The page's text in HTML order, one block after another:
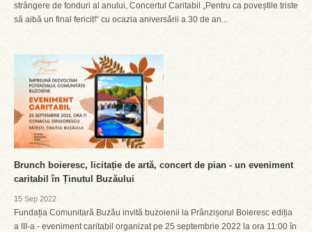
strângere de fonduri al anului, Concertul Caritabil „Pentru ca poveștile triste
să aibă un final fericit!“ cu ocazia aniversării a 30 de an...
Brunch boieresc, licitație de artă, concert de pian - un eveniment
caritabil în Ținutul Buzăului
15 Sep 2022
Fundația Comunitară Buzău invită buzoienii la Prânzișorul Boieresc ediția
a III-a - eveniment caritabil organizat pe 25 septembrie 2022 la ora 11:00 în